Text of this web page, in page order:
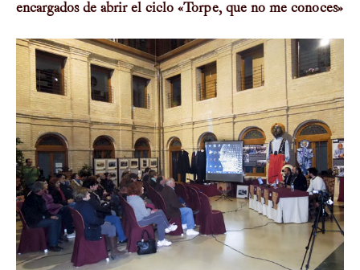
encargados de abrir el ciclo «Torpe, que no me conoces»